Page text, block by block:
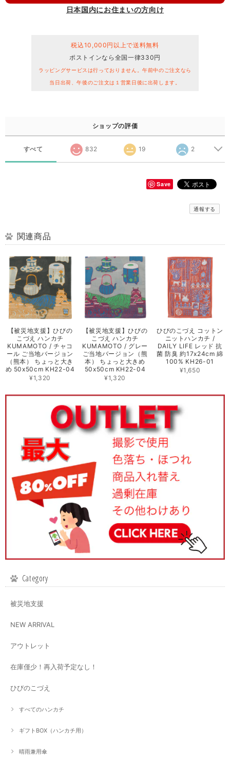
日本国内にお住まいの方向け
税込10,000円以上で送料無料
ポストインなら全国一律330円
ラッピングサービスは行っておりません。午前中のご注文なら
当日出荷、午後のご注文は１営業日後に出荷します。
ショップの評価
すべて 832 19 2
Save
通報する
関連商品
【被災地支援】ひびの
こづえ ハンカチ
KUMAMOTO / チャコ
ール ご当地バージョン
（熊本） ちょっと大き
め 50x50cm KH22-04
¥1,320
【被災地支援】ひびの
こづえ ハンカチ
KUMAMOTO / グレー
ご当地バージョン（熊
本） ちょっと大きめ
50x50cm KH22-04
¥1,320
ひびのこづえ コットン
ニットハンカチ /
DAILY LIFE レッド 抗
菌 防臭 約17x24cm 綿
100% KH26-01
¥1,650
Category
被災地支援
NEW ARRIVAL
アウトレット
在庫僅少！再入荷予定なし！
ひびのこづえ
すべてのハンカチ
ギフトBOX（ハンカチ用）
晴雨兼用傘